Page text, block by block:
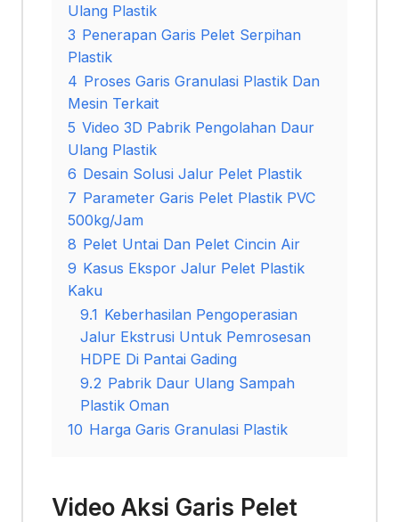
Ulang Plastik
3 Penerapan Garis Pelet Serpihan
Plastik
4 Proses Garis Granulasi Plastik Dan
Mesin Terkait
5 Video 3D Pabrik Pengolahan Daur
Ulang Plastik
6 Desain Solusi Jalur Pelet Plastik
7 Parameter Garis Pelet Plastik PVC
500kg/Jam
8 Pelet Untai Dan Pelet Cincin Air
9 Kasus Ekspor Jalur Pelet Plastik
Kaku
9.1 Keberhasilan Pengoperasian
Jalur Ekstrusi Untuk Pemrosesan
HDPE Di Pantai Gading
9.2 Pabrik Daur Ulang Sampah
Plastik Oman
10 Harga Garis Granulasi Plastik
Video Aksi Garis Pelet